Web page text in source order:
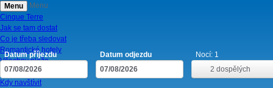
Menu
Menu
Cinque Terre
Jak se tam dostat
Co je třeba sledovat
Romantické hotely
Všechny pláže
Navštívit za 1. den
Kdy navštívit
Datum příjezdu
Datum odjezdu
2 dospělých
Nocí: 1